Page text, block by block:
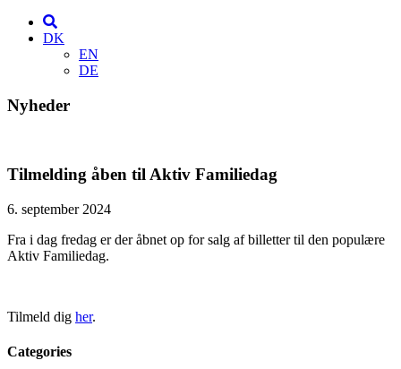
DK
EN
DE
Nyheder
Tilmelding åben til Aktiv Familiedag
6. september 2024
Fra i dag fredag er der åbnet op for salg af billetter til den populære
Aktiv Familiedag.
Tilmeld dig her.
Categories